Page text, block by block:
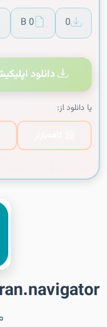
0
0 B
دانلود
یا دانلود از: